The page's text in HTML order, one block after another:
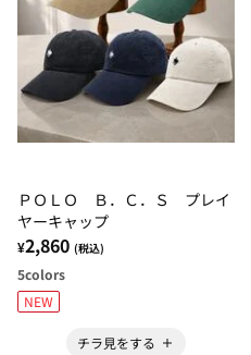
ＰＯＬＯ Ｂ．Ｃ．Ｓ プレイ
ヤーキャップ
¥2,860 (税込)
5colors
NEW
チラ見をする